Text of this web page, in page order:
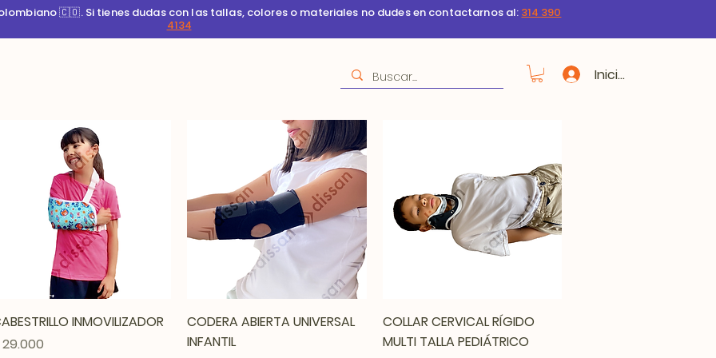
🇨🇴. Si tienes dudas con las tallas, colores o materiales no dudes en contactarnos al: 314 390
4134
Iniciar sesión
Vista rápida
INMOVILIZADOR
Vista rápida
CODERA ABIERTA UNIVERSAL
INFANTIL
Vista rápida
COLLAR CERVICAL RÍGIDO
MULTI TALLA PEDIÁTRICO